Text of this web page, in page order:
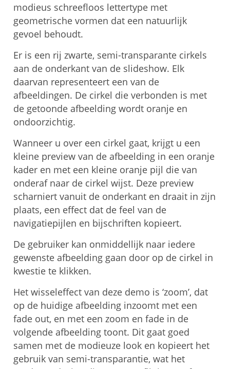
modieus schreefloos lettertype met
geometrische vormen dat een natuurlijk
gevoel behoudt.
Er is een rij zwarte, semi-transparante cirkels
aan de onderkant van de slideshow. Elk
daarvan representeert een van de
afbeeldingen. De cirkel die verbonden is met
de getoonde afbeelding wordt oranje en
ondoorzichtig.
Wanneer u over een cirkel gaat, krijgt u een
kleine preview van de afbeelding in een oranje
kader en met een kleine oranje pijl die van
onderaf naar de cirkel wijst. Deze preview
scharniert vanuit de onderkant en draait in zijn
plaats, een effect dat de feel van de
navigatiepijlen en bijschriften kopieert.
De gebruiker kan onmiddellijk naar iedere
gewenste afbeelding gaan door op de cirkel in
kwestie te klikken.
Het wisseleffect van deze demo is ‘zoom’, dat
op de huidige afbeelding inzoomt met een
fade out, en met een zoom en fade in de
volgende afbeelding toont. Dit gaat goed
samen met de modieuze look en kopieert het
gebruik van semi-transparantie, wat het